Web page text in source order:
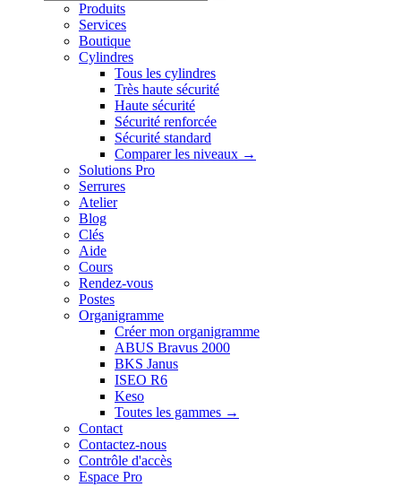
Produits
Services
Boutique
Cylindres
Tous les cylindres
Très haute sécurité
Haute sécurité
Sécurité renforcée
Sécurité standard
Comparer les niveaux →
Solutions Pro
Serrures
Atelier
Blog
Clés
Aide
Cours
Rendez-vous
Postes
Organigramme
Créer mon organigramme
ABUS Bravus 2000
BKS Janus
ISEO R6
Keso
Toutes les gammes →
Contact
Contactez-nous
Contrôle d'accès
Espace Pro